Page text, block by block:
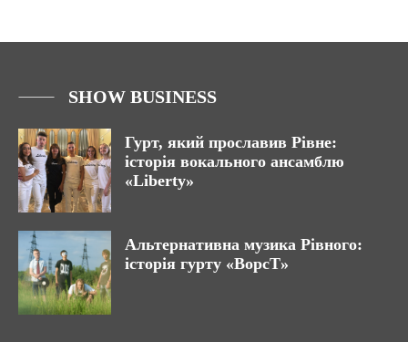
SHOW BUSINESS
Гурт, який прославив Рівне:
історія вокального ансамблю
«Liberty»
Альтернативна музика Рівного:
історія гурту «ВорсТ»